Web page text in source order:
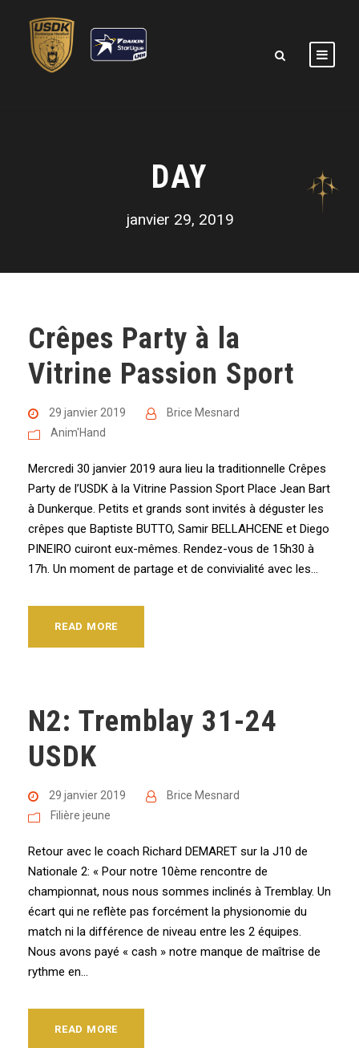
DAY
janvier 29, 2019
Crêpes Party à la
Vitrine Passion Sport
29 janvier 2019
Brice Mesnard
Anim'Hand
Mercredi 30 janvier 2019 aura lieu la traditionnelle Crêpes
Party de l’USDK à la Vitrine Passion Sport Place Jean Bart
à Dunkerque. Petits et grands sont invités à déguster les
crêpes que Baptiste BUTTO, Samir BELLAHCENE et Diego
PINEIRO cuiront eux-mêmes. Rendez-vous de 15h30 à
17h. Un moment de partage et de convivialité avec les...
READ MORE
N2: Tremblay 31-24
USDK
29 janvier 2019
Brice Mesnard
Filière jeune
Retour avec le coach Richard DEMARET sur la J10 de
Nationale 2: « Pour notre 10ème rencontre de
championnat, nous nous sommes inclinés à Tremblay. Un
écart qui ne reflète pas forcément la physionomie du
match ni la différence de niveau entre les 2 équipes.
Nous avons payé « cash » notre manque de maîtrise de
rythme en...
READ MORE